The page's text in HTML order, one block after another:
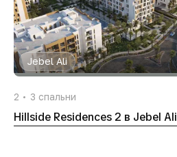
Jebel Ali
2 3 спальни
Hillside Residences 2 в Jebel Ali